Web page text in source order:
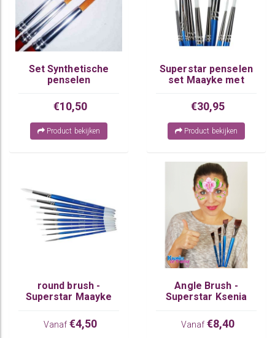
Set Synthetische
penselen
€10,50
Product bekijken
Superstar penselen
set Maayke met
€30,95
Product bekijken
round brush -
Superstar Maayke
Vanaf €4,50
Angle Brush -
Superstar Ksenia
Vanaf €8,40